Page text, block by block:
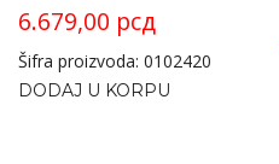
6.679,00 рсд
Šifra proizvoda: 0102420
DODAJ U KORPU